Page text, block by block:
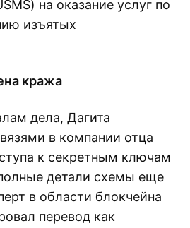
на оказание услуг по
изъятых
кража
дела, Дагита
в компании отца
к секретным ключам
детали схемы еще
в области блокчейна
перевод как